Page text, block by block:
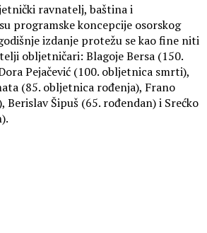
ravnatelj, baština i
programske koncepcije osorskog
izdanje protežu se kao fine niti
obljetničari: Blagoje Bersa (150.
Pejačević (100. obljetnica smrti),
(85. obljetnica rođenja), Frano
Berislav Šipuš (65. rođendan) i Srećko